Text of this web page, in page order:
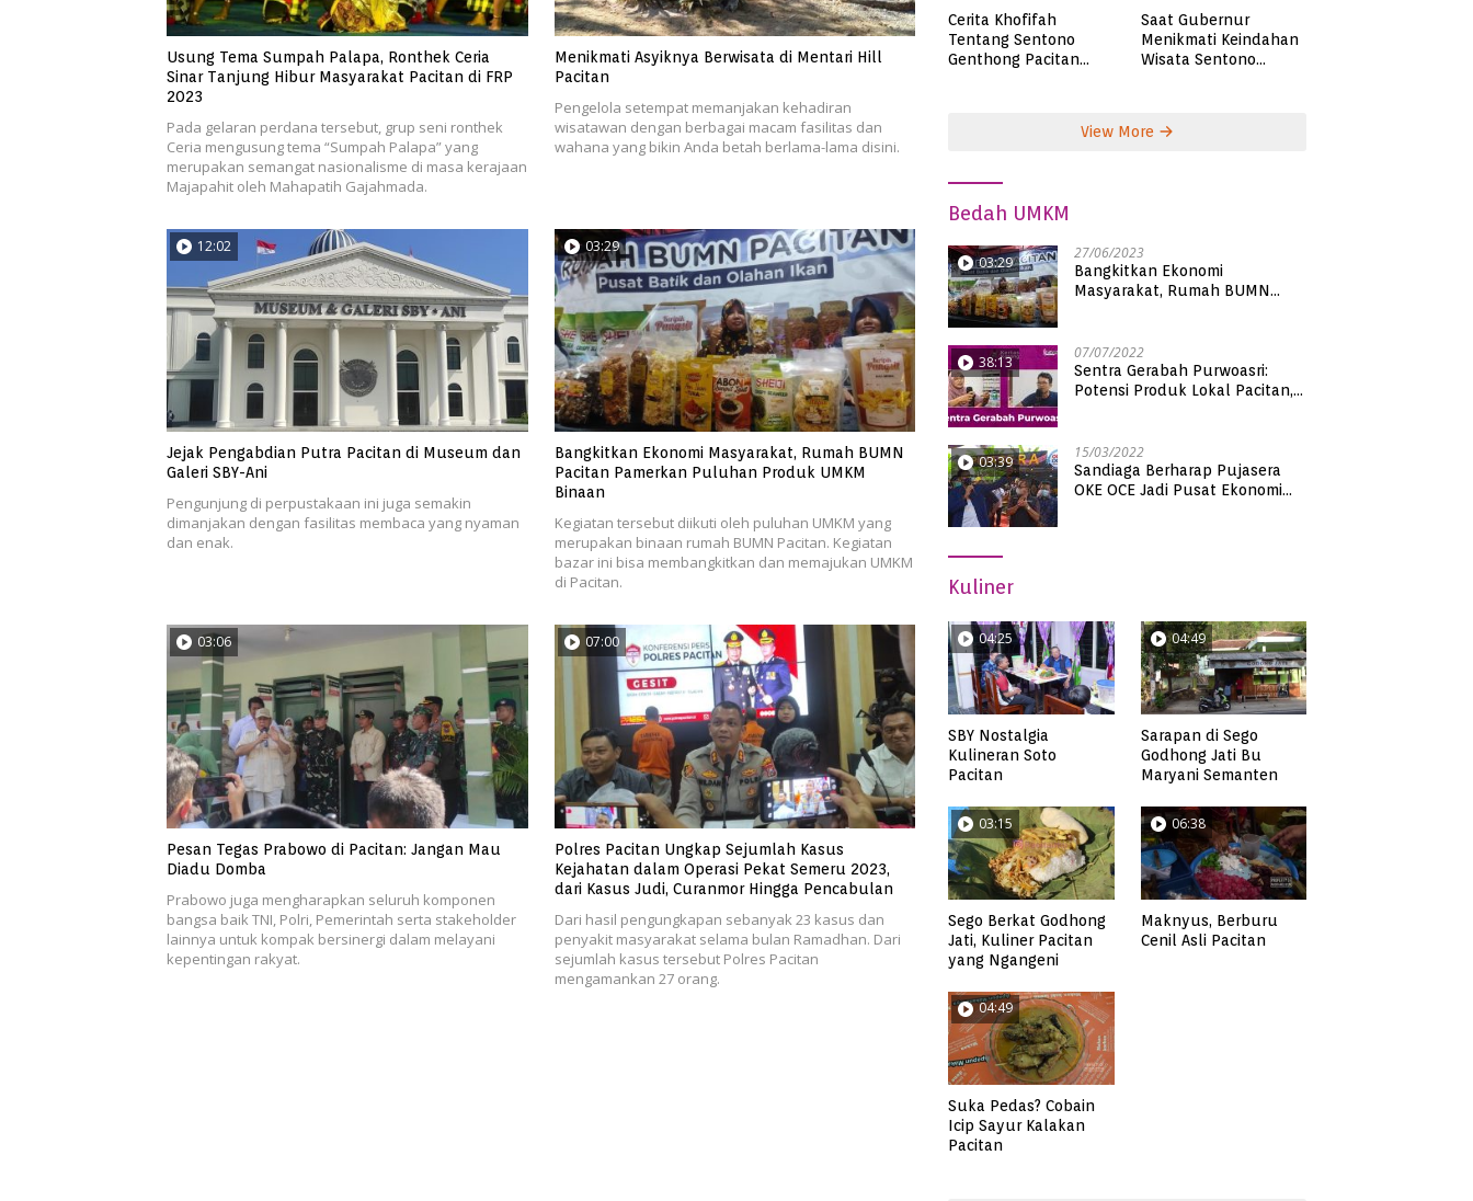
Usung Tema Sumpah Palapa, Ronthek Ceria
Sinar Tanjung Hibur Masyarakat Pacitan di FRP
2023
Pada gelaran perdana tersebut, grup seni ronthek
Ceria mengusung tema “Sumpah Palapa” yang
merupakan semangat nasionalisme di masa kerajaan
Majapahit oleh Mahapatih Gajahmada.
Menikmati Asyiknya Berwisata di Mentari Hill
Pacitan
Pengelola setempat memanjakan kehadiran
wisatawan dengan berbagai macam fasilitas dan
wahana yang bikin Anda betah berlama-lama disini.
12:02
Jejak Pengabdian Putra Pacitan di Museum dan
Galeri SBY-Ani
Pengunjung di perpustakaan ini juga semakin
dimanjakan dengan fasilitas membaca yang nyaman
dan enak.
03:29
Bangkitkan Ekonomi Masyarakat, Rumah BUMN
Pacitan Pamerkan Puluhan Produk UMKM
Binaan
Kegiatan tersebut diikuti oleh puluhan UMKM yang
merupakan binaan rumah BUMN Pacitan. Kegiatan
bazar ini bisa membangkitkan dan memajukan UMKM
di Pacitan.
03:06
Pesan Tegas Prabowo di Pacitan: Jangan Mau
Diadu Domba
Prabowo juga mengharapkan seluruh komponen
bangsa baik TNI, Polri, Pemerintah serta stakeholder
lainnya untuk kompak bersinergi dalam melayani
kepentingan rakyat.
07:00
Polres Pacitan Ungkap Sejumlah Kasus
Kejahatan dalam Operasi Pekat Semeru 2023,
dari Kasus Judi, Curanmor Hingga Pencabulan
Dari hasil pengungkapan sebanyak 23 kasus dan
penyakit masyarakat selama bulan Ramadhan. Dari
sejumlah kasus tersebut Polres Pacitan
mengamankan 27 orang.
Cerita Khofifah
Tentang Sentono
Genthong Pacitan
Saat Gubernur
Menikmati Keindahan
Wisata Sentono
View More
Bedah UMKM
03:29 27/06/2023
Bangkitkan Ekonomi
Masyarakat, Rumah BUMN
38:13 07/07/2022
Sentra Gerabah Purwoasri:
Potensi Produk Lokal Pacitan,
03:39 15/03/2022
Sandiaga Berharap Pujasera
OKE OCE Jadi Pusat Ekonomi
Kuliner
04:25
SBY Nostalgia
Kulineran Soto
Pacitan
04:49
Sarapan di Sego
Godhong Jati Bu
Maryani Semanten
03:15
Sego Berkat Godhong
Jati, Kuliner Pacitan
yang Ngangeni
06:38
Maknyus, Berburu
Cenil Asli Pacitan
04:49
Suka Pedas? Cobain
Icip Sayur Kalakan
Pacitan